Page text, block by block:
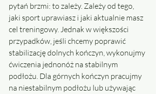
pytań brzmi: to zależy. Zależy od tego,
jaki sport uprawiasz i jaki aktualnie masz
cel treningowy. Jednak w większości
przypadków, jeśli chcemy poprawić
stabilizację dolnych kończyn, wykonujmy
ćwiczenia jednonóż na stabilnym
podłożu. Dla górnych kończyn pracujmy
na niestabilnym podłożu lub używając